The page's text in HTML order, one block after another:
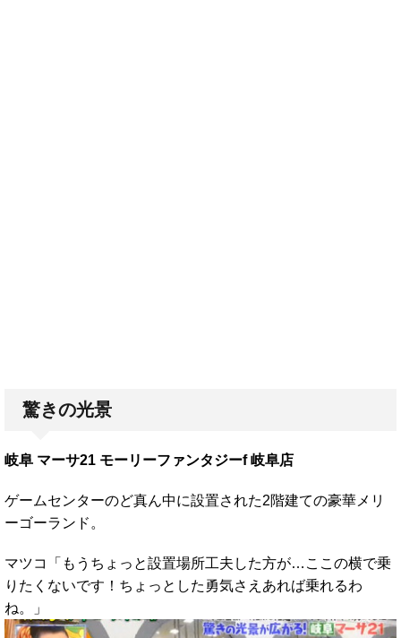
驚きの光景
岐阜 マーサ21 モーリーファンタジーf 岐阜店
ゲームセンターのど真ん中に設置された2階建ての豪華メリ
ーゴーランド。
マツコ「もうちょっと設置場所工夫した方が…ここの横で乗
りたくないです！ちょっとした勇気さえあれば乗れるわ
ね。」